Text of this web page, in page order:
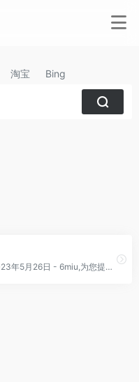
淘宝 Bing
6miu盘搜、网盘搜索、盘多多 2023年5月26日 - 6miu,为您提供盘搜资源网盘搜索,帮你找到学习、娱乐、工作、生活的盘多多下载利器,电子书、视频、教程、群组等应有尽有,6miu在手,资源你有。